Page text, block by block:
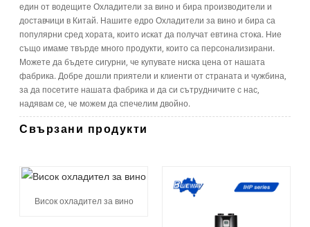
един от водещите Охладители за вино и бира производители и
доставчици в Китай. Нашите едро Охладители за вино и бира са
популярни сред хората, които искат да получат евтина стока. Ние
също имаме твърде много продукти, които са персонализирани.
Можете да бъдете сигурни, че купувате ниска цена от нашата
фабрика. Добре дошли приятели и клиенти от страната и чужбина,
за да посетите нашата фабрика и да си сътрудничите с нас,
надявам се, че можем да спечелим двойно.
Свързани продукти
Висок охладител за вино